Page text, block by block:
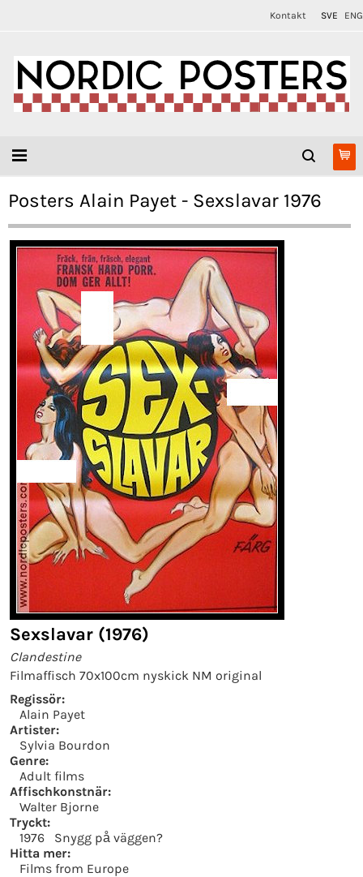
Kontakt SVE ENG
Posters Alain Payet - Sexslavar 1976
Sexslavar (1976)
Clandestine
Filmaffisch 70x100cm nyskick NM original
Regissör:
Alain Payet
Artister:
Sylvia Bourdon
Genre:
Adult films
Affischkonstnär:
Walter Bjorne
Tryckt:
1976
Snygg på väggen?
Hitta mer:
Films from Europe